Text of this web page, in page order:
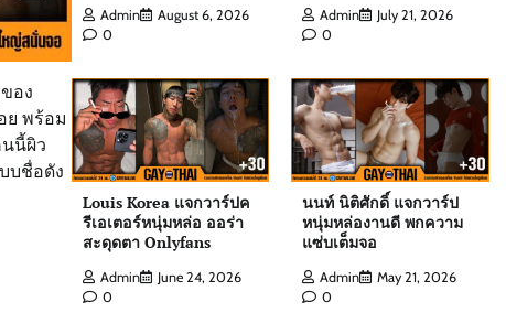
อง
ย พร้อม
นี้ผิว
บชื่อดัง
Admin
August 6, 2026
0
Admin
July 21, 2026
0
Louis Korea แจกวาร์ปค
รีเอเตอร์หนุ่มหล่อ ออร่า
สะดุดตา Onlyfans
Admin
June 24, 2026
0
นนท์ นิติศักดิ์ แจกวาร์ป
หนุ่มหล่องานดี พกความ
แซ่บเต็มจอ
Admin
May 21, 2026
0
เจ้าของยอดผู้ติดตามหลักล้าน
Admin July 21, 2026 0
สกาย พิเชษฐ์ แจกวาร์ป Top 10 Mister
International Thailand 2025
Admin August 6, 2026 0